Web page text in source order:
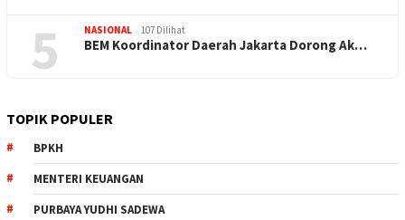
5 NASIONAL 107 Dilihat
BEM Koordinator Daerah Jakarta Dorong Ak…
TOPIK POPULER
BPKH
MENTERI KEUANGAN
PURBAYA YUDHI SADEWA